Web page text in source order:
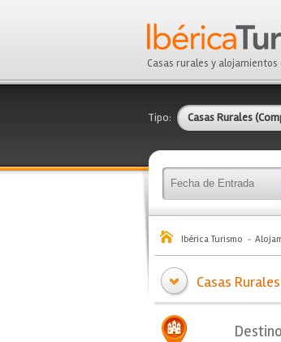
Casas rurales y
Tipo: Casas Rurales
Ibérica Turismo
Casas